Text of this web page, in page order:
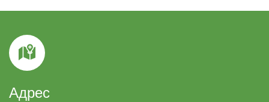
Адрес